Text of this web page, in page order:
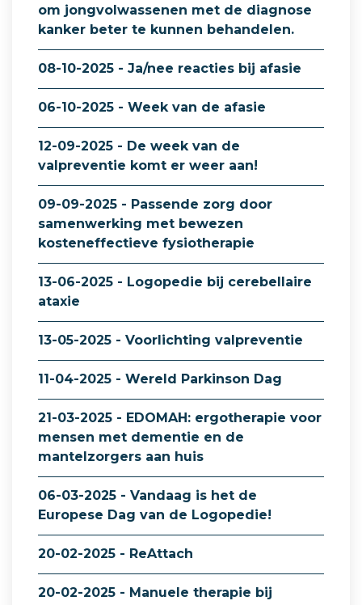
om jongvolwassenen met de diagnose
kanker beter te kunnen behandelen.
08-10-2025 - Ja/nee reacties bij afasie
06-10-2025 - Week van de afasie
12-09-2025 - De week van de
valpreventie komt er weer aan!
09-09-2025 - Passende zorg door
samenwerking met bewezen
kosteneffectieve fysiotherapie
13-06-2025 - Logopedie bij cerebellaire
ataxie
13-05-2025 - Voorlichting valpreventie
11-04-2025 - Wereld Parkinson Dag
21-03-2025 - EDOMAH: ergotherapie voor
mensen met dementie en de
mantelzorgers aan huis
06-03-2025 - Vandaag is het de
Europese Dag van de Logopedie!
20-02-2025 - ReAttach
20-02-2025 - Manuele therapie bij